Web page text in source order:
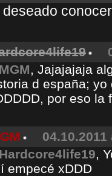
MGM, Jajajajaja
d españa;
por eso la
Hardcore4life19,
empecé xDDD